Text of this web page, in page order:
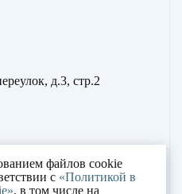
д.3, стр.2
антикризисных
файлов cookie
с «Политикой в
, в том числе на